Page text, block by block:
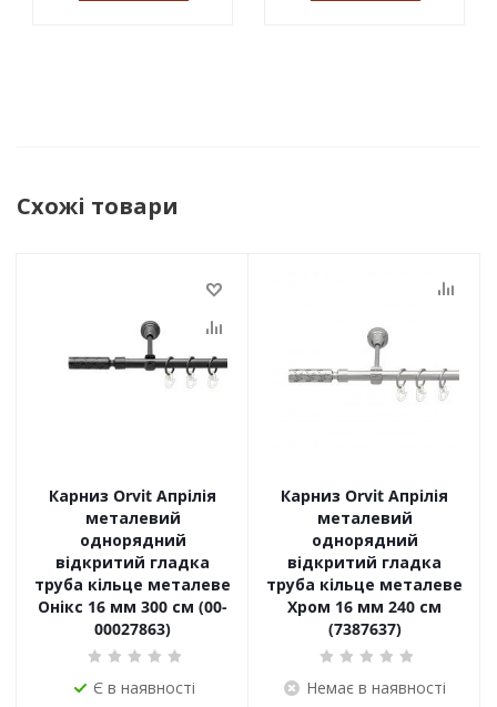
Схожі товари
Карниз Orvit Апрілія
металевий
однорядний
відкритий гладка
труба кільце металеве
Онікс 16 мм 300 см (00-
00027863)
Є в наявності
Карниз Orvit Апрілія
металевий
однорядний
відкритий гладка
труба кільце металеве
Хром 16 мм 240 см
(7387637)
Немає в наявності